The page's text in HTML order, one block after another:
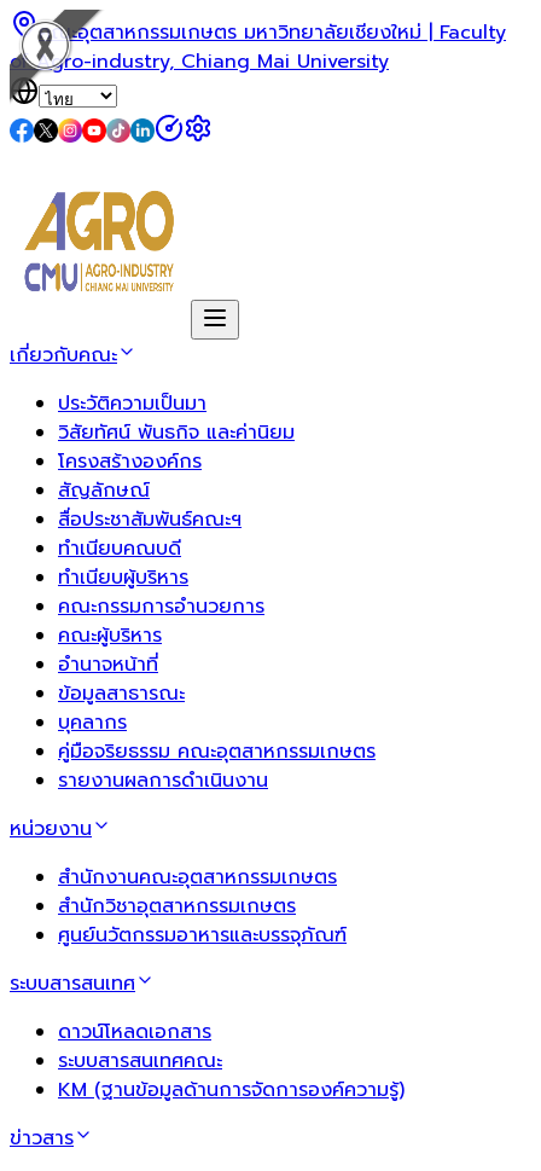
คณะอุตสาหกรรมเกษตร มหาวิทยาลัยเชียงใหม่ | Faculty
of Agro-industry, Chiang Mai University
เกี่ยวกับคณะ
ประวัติความเป็นมา
วิสัยทัศน์ พันธกิจ และค่านิยม
โครงสร้างองค์กร
สัญลักษณ์
สื่อประชาสัมพันธ์คณะฯ
ทำเนียบคณบดี
ทำเนียบผู้บริหาร
คณะกรรมการอำนวยการ
คณะผู้บริหาร
อำนาจหน้าที่
ข้อมูลสาธารณะ
บุคลากร
คู่มือจริยธรรม คณะอุตสาหกรรมเกษตร
รายงานผลการดำเนินงาน
หน่วยงาน
สำนักงานคณะอุตสาหกรรมเกษตร
สำนักวิชาอุตสาหกรรมเกษตร
ศูนย์นวัตกรรมอาหารและบรรจุภัณฑ์
ระบบสารสนเทศ
ดาวน์โหลดเอกสาร
ระบบสารสนเทศคณะ
KM (ฐานข้อมูลด้านการจัดการองค์ความรู้)
ข่าวสาร